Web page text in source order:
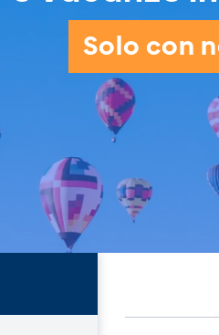
Solo con